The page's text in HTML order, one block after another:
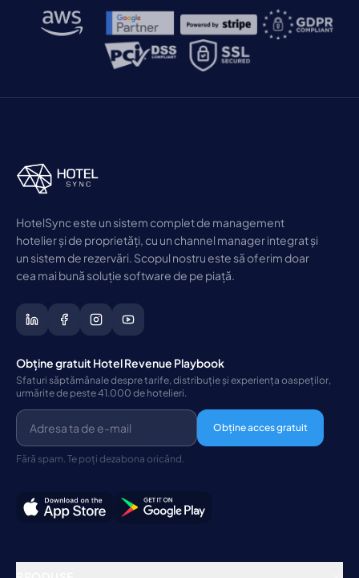
HotelSync este un sistem complet de management
hotelier și de proprietăți, cu un channel manager integrat și
un sistem de rezervări. Scopul nostru este să oferim doar
cea mai bună soluție software de pe piață.
Obține gratuit Hotel Revenue Playbook
Sfaturi săptămânale despre tarife, distribuție și experiența oaspeților,
urmărite de peste 41.000 de hotelieri.
Obține acces gratuit
Fără spam. Te poți dezabona oricând.